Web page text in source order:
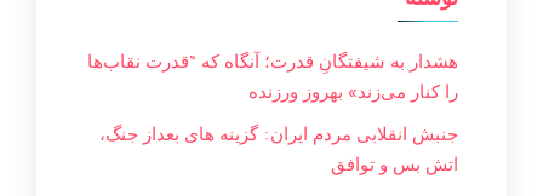
هشدار به شیفتگانِ قدرت؛ آنگاه که “قدرت نقاب‌ها
را کنار می‌زند» بهروز ورزنده
جنبش انقلابی مردم ایران: گزینه های بعداز جنگ،
اتش بس و توافق